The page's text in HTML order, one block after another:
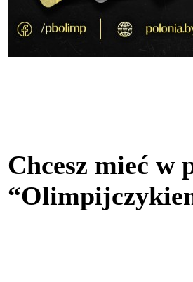
Chcesz mieć w